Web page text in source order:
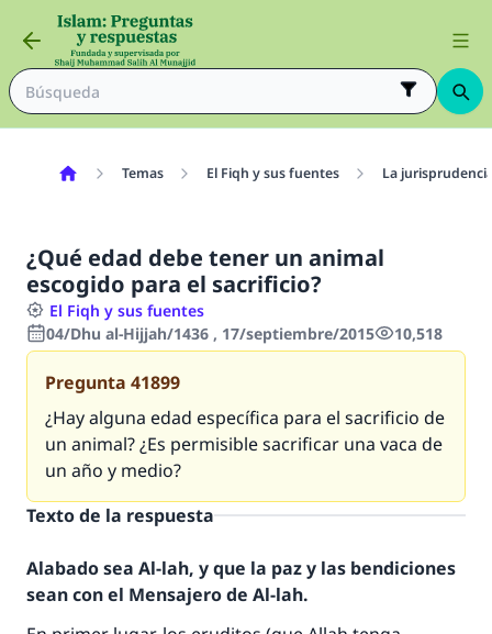
Temas El Fiqh y sus fuentes La
¿Qué edad debe tener un animal
escogido para el sacrificio?
El Fiqh y sus fuentes
04/Dhu al-Hijjah/1436 , 17/septiembre/2015
10,518
Pregunta 41899
¿Hay alguna edad específica para el sacrificio de
un animal? ¿Es permisible sacrificar una vaca de
un año y medio?
Texto de la respuesta
Alabado sea Al-lah, y que la paz y las bendiciones
sean con el Mensajero de Al-lah.